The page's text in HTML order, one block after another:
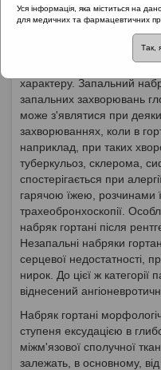
Етіопатогенез
Набряк гортані є, за
характеру. Запальний
запальних захворювань
може з'являтися при
захворюваннях, коли в
наприклад, при таких
туберкульоз, склерома,
спостерігається при
гарячою їжею, розчинами
трахеобронхоскопії.
набряк гортані після
Незапальні набряки
серцевої недостатності,
нирок. До цієї ж категорії
віднесений
Набряк гортані
ступеня ексудацією в
міжм'язової сполучної
залежать, в основному,
Уся інформація, яка міститься на
для медичних та фармацевтичних
Так,